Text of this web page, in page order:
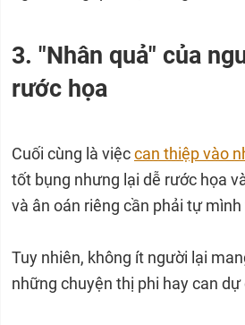
3. "Nhân quả" của
rước họa
Cuối cùng là việccan thiệp vào
tốt bụng nhưng lại dễ rước họa
và ân oán riêng cần phải tự
Tuy nhiên, không ít người lại
những chuyện thị phi hay can